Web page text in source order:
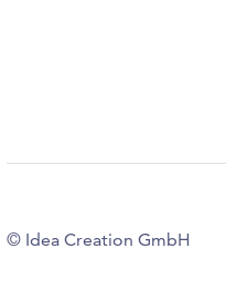
© Idea Creation GmbH